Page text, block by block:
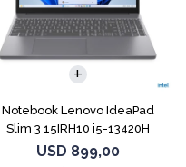
Notebook Lenovo IdeaPad
Slim 3 15IRH10 i5-13420H
512GB 8GB G
USD 899,00